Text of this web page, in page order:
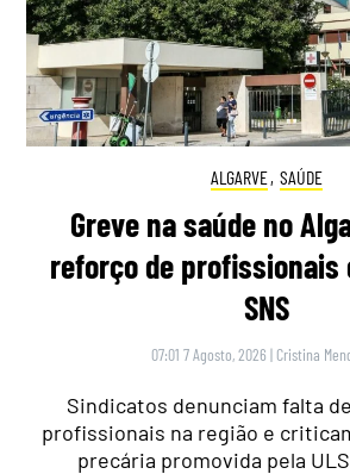
ALGARVE, SAÚDE
Greve na saúde no
reforço de profissionais
SNS
07:01 7 Agosto, 2026 | Cristina
Sindicatos denunciam falta
profissionais na região e
precária promovida pela